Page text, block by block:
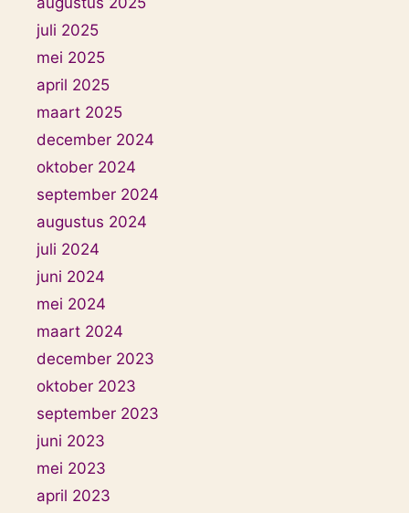
juli 2025
mei 2025
april 2025
maart 2025
december 2024
oktober 2024
september 2024
augustus 2024
juli 2024
juni 2024
mei 2024
maart 2024
december 2023
oktober 2023
september 2023
juni 2023
mei 2023
april 2023